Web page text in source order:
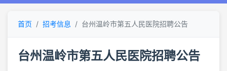
首页 招考信息 台州温岭市第五人民医院招聘公告
台州温岭市第五人民医院招聘公告